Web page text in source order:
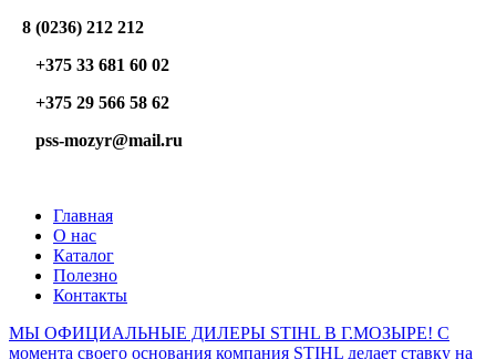
8 (0236) 212 212
+375 33 681 60 02
+375 29 566 58 62
pss-mozyr@mail.ru
Главная
О нас
Каталог
Полезно
Контакты
МЫ ОФИЦИАЛЬНЫЕ ДИЛЕРЫ STIHL В Г.МОЗЫРЕ! С
момента своего основания компания STIHL делает ставку на